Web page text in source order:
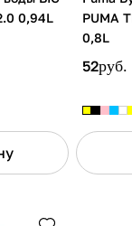
0,94L
PUMA
0,8L
52руб.